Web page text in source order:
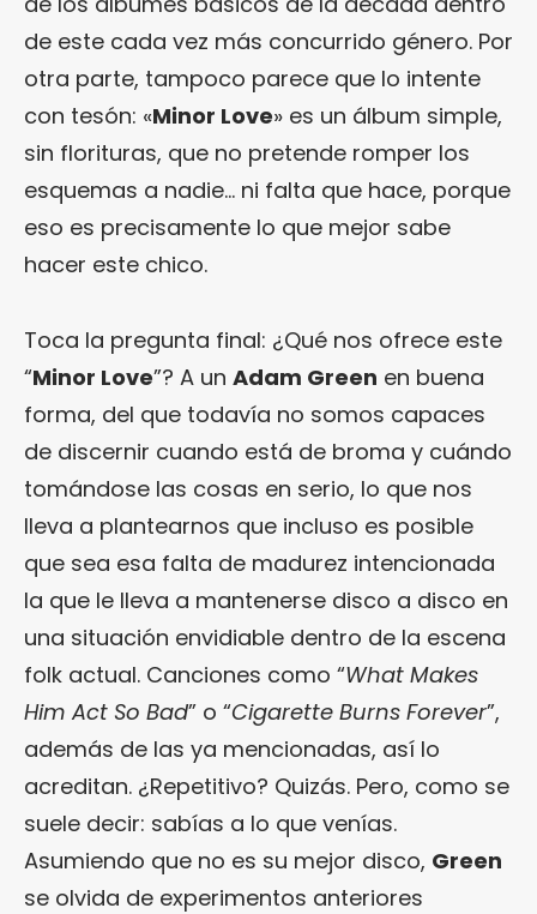
de este cada vez más concurrido género. Por
otra parte, tampoco parece que lo intente
con tesón: «Minor Love» es un álbum simple,
sin florituras, que no pretende romper los
esquemas a nadie… ni falta que hace, porque
eso es precisamente lo que mejor sabe
hacer este chico.
Toca la pregunta final: ¿Qué nos ofrece este
“Minor Love”? A un Adam Green en buena
forma, del que todavía no somos capaces
de discernir cuando está de broma y cuándo
tomándose las cosas en serio, lo que nos
lleva a plantearnos que incluso es posible
que sea esa falta de madurez intencionada
la que le lleva a mantenerse disco a disco en
una situación envidiable dentro de la escena
folk actual. Canciones como “What Makes
Him Act So Bad” o “Cigarette Burns Forever”,
además de las ya mencionadas, así lo
acreditan. ¿Repetitivo? Quizás. Pero, como se
suele decir: sabías a lo que venías.
Asumiendo que no es su mejor disco, Green
se olvida de experimentos anteriores